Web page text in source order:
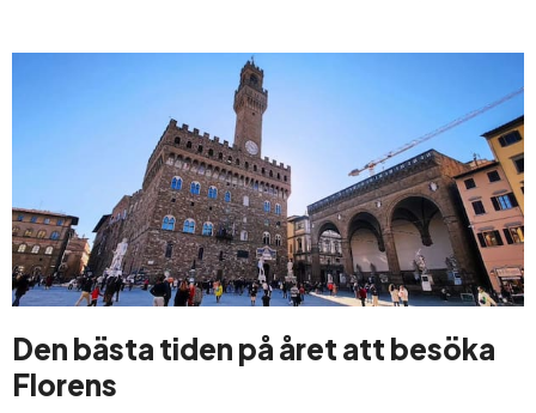
Den bästa tiden på året att besöka
Florens